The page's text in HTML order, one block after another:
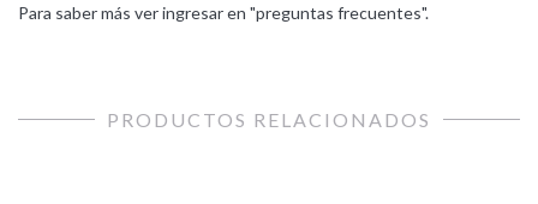
Para saber más ver ingresar en "preguntas frecuentes".
PRODUCTOS RELACIONADOS